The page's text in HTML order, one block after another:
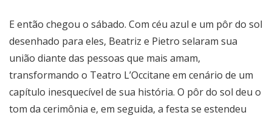
E então chegou o sábado. Com céu azul e um pôr do sol
desenhado para eles, Beatriz e Pietro selaram sua
união diante das pessoas que mais amam,
transformando o Teatro L’Occitane em cenário de um
capítulo inesquecível de sua história. O pôr do sol deu o
tom da cerimônia e, em seguida, a festa se estendeu